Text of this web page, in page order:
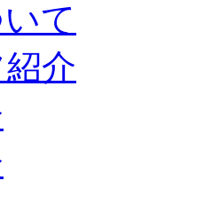
て
介